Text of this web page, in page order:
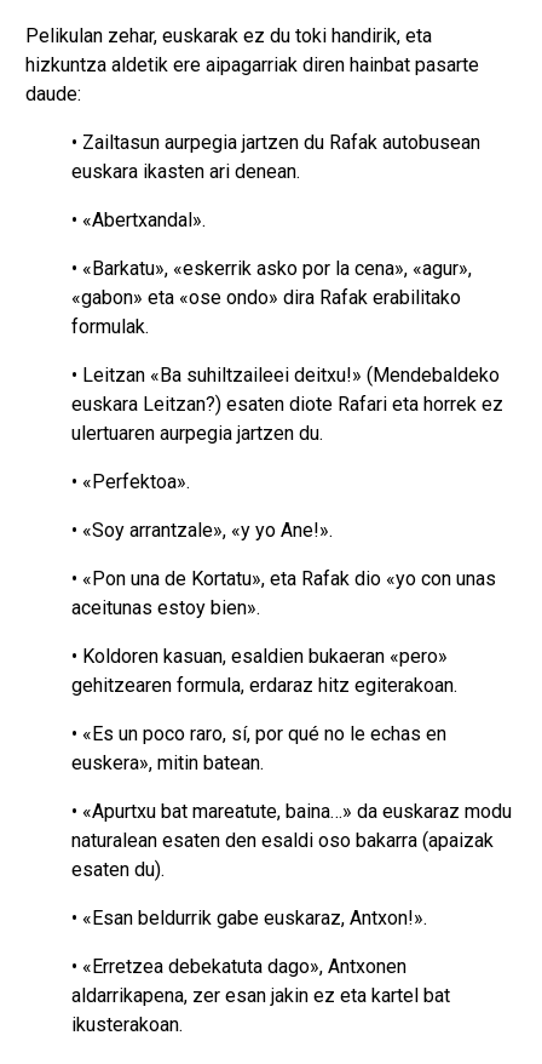
Pelikulan zehar, euskarak ez du toki handirik, eta
hizkuntza aldetik ere aipagarriak diren hainbat pasarte
daude:
• Zailtasun aurpegia jartzen du Rafak autobusean
euskara ikasten ari denean.
• «Abertxandal».
• «Barkatu», «eskerrik asko por la cena», «agur»,
«gabon» eta «ose ondo» dira Rafak erabilitako
formulak.
• Leitzan «Ba suhiltzaileei deitxu!» (Mendebaldeko
euskara Leitzan?) esaten diote Rafari eta horrek ez
ulertuaren aurpegia jartzen du.
• «Perfektoa».
• «Soy arrantzale», «y yo Ane!».
• «Pon una de Kortatu», eta Rafak dio «yo con unas
aceitunas estoy bien».
• Koldoren kasuan, esaldien bukaeran «pero»
gehitzearen formula, erdaraz hitz egiterakoan.
• «Es un poco raro, sí, por qué no le echas en
euskera», mitin batean.
• «Apurtxu bat mareatute, baina…» da euskaraz modu
naturalean esaten den esaldi oso bakarra (apaizak
esaten du).
• «Esan beldurrik gabe euskaraz, Antxon!».
• «Erretzea debekatuta dago», Antxonen
aldarrikapena, zer esan jakin ez eta kartel bat
ikusterakoan.